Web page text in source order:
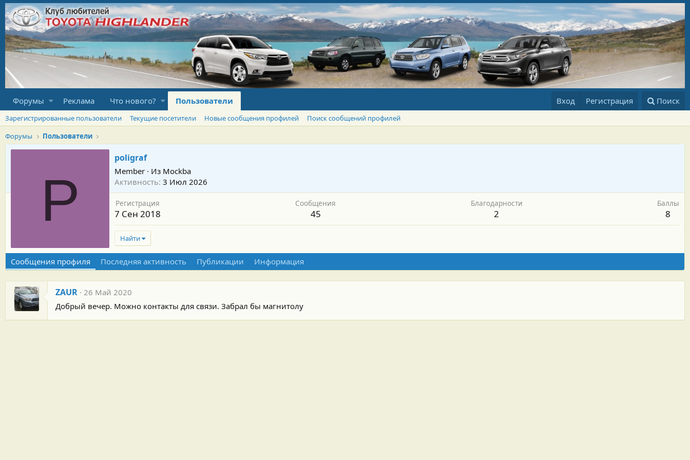
Форумы Реклама Что нового? Пользователи Вход Регистрация Поиск
Зарегистрированные пользователи Текущие посетители Новые сообщения профилей
Поиск сообщений профилей
Форумы
Пользователи
P
poligraf
Member · Из Mockba
Активность 3 Июл 2026
Регистрация
7 Сен 2018
Сообщения
45
Благодарности
2
Баллы
8
Найти
Сообщения профиля Последняя активность Публикации Информация
ZAUR
26 Май 2020
Добрый вечер. Можно контакты для связи. Забрал бы магнитолу